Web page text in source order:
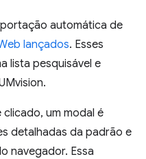
automática de
lançados. Esses
lista pesquisável e
um modal é
detalhadas da padrão e
navegador. Essa